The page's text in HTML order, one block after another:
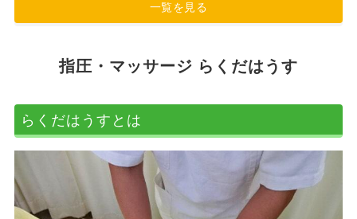
一覧を見る
指圧・マッサージ らくだはうす
らくだはうすとは